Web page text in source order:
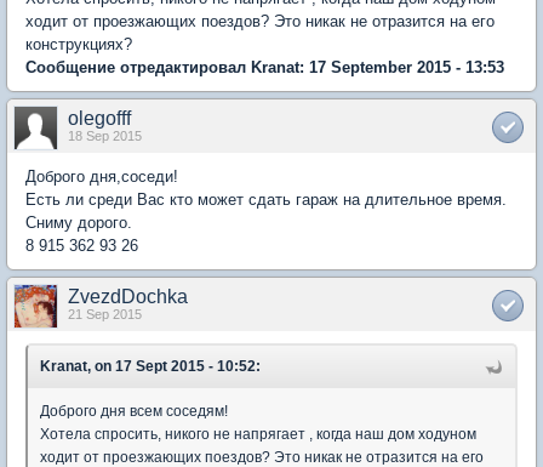
ходит от проезжающих поездов? Это никак не отразится на его
конструкциях?
Сообщение отредактировал Kranat: 17 September 2015 - 13:53
olegofff
18 Sep 2015
Доброго дня,соседи!
Есть ли среди Вас кто может сдать гараж на длительное время.
Сниму дорого.
8 915 362 93 26
ZvezdDochka
21 Sep 2015
Kranat, on 17 Sept 2015 - 10:52:
Доброго дня всем соседям!
Хотела спросить, никого не напрягает , когда наш дом ходуном
ходит от проезжающих поездов? Это никак не отразится на его